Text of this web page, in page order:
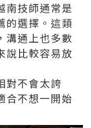
南技師通常是
的選擇。這類
溝通上也多數
說比較容易放
對不會太誇
合不想一開始